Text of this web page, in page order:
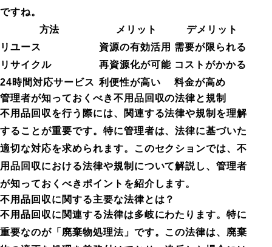
ですね。
方法
メリット
デメリット
リユース
資源の有効活用 需要が限られる
リサイクル
再資源化が可能 コストがかかる
24時間対応サービス 利便性が高い
料金が高め
管理者が知っておくべき不用品回収の法律と規制
不用品回収を行う際には、関連する法律や規制を理解
することが重要です。特に管理者は、法律に基づいた
適切な対応を求められます。このセクションでは、不
用品回収における法律や規制について解説し、管理者
が知っておくべきポイントを紹介します。
不用品回収に関する主要な法律とは？
不用品回収に関連する法律は多岐にわたります。特に
重要なのが「廃棄物処理法」です。この法律は、廃棄